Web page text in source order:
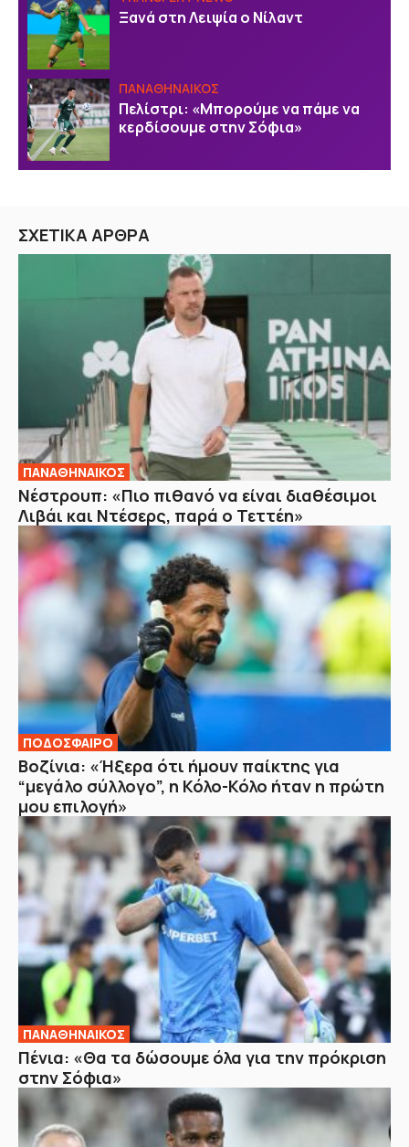
Ξανά στη Λειψία ο Νίλαντ
ΠΑΝΑΘΗΝΑΙΚΟΣ
Πελίστρι: «Μπορούμε να πάμε να
κερδίσουμε στην Σόφια»
ΣΧΕΤΙΚΑ ΑΡΘΡΑ
ΠΑΝΑΘΗΝΑΙΚΟΣ
Νέστρουπ: «Πιο πιθανό να είναι διαθέσιμοι
Λιβάι και Ντέσερς, παρά ο Τεττέη»
ΠΟΔΟΣΦΑΙΡΟ
Βοζίνια: «Ήξερα ότι ήμουν παίκτης για
“μεγάλο σύλλογο”, η Κόλο-Κόλο ήταν η πρώτη
μου επιλογή»
ΠΑΝΑΘΗΝΑΙΚΟΣ
Πένια: «Θα τα δώσουμε όλα για την πρόκριση
στην Σόφια»